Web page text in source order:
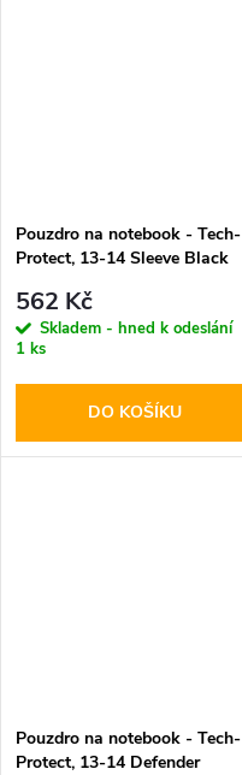
Pouzdro na notebook - Tech-
Protect, 13-14 Sleeve Black
562 Kč
Skladem - hned k odeslání
1 ks
DO KOŠÍKU
Pouzdro na notebook - Tech-
Protect, 13-14 Defender